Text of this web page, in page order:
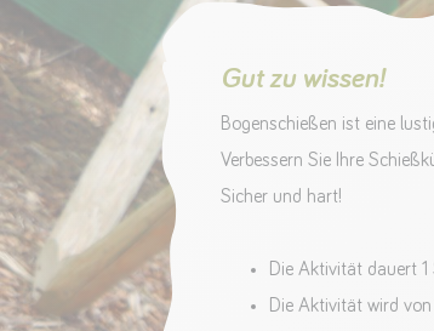
Gut zu wissen!
Bogenschießen ist eine
Verbessern Sie Ihre
Sicher und hart!
Die Aktivität dauert 1
Die Aktivität wird